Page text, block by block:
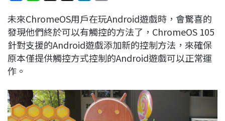
c
e
b
o
n
e
r
e
a
d
n
k
e
d
p
y
L
i
未來ChromeOS用戶在玩Android遊戲時，會驚喜的
發現他們終於可以有觸控的方法了，ChromeOS 105
針對支援的Android遊戲添加新的控制方法，來確保
原本僅提供觸控方式控制的Android遊戲可以正常運
作。